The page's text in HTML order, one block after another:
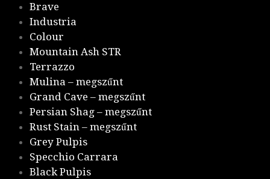
Brave
Industria
Colour
Mountain Ash STR
Terrazzo
Mulina – megszűnt
Grand Cave – megszűnt
Persian Shag – megszűnt
Rust Stain – megszűnt
Grey Pulpis
Specchio Carrara
Black Pulpis